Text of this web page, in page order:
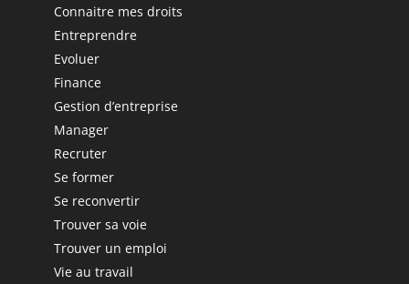
Connaitre mes droits
Entreprendre
Evoluer
Finance
Gestion d’entreprise
Manager
Recruter
Se former
Se reconvertir
Trouver sa voie
Trouver un emploi
Vie au travail